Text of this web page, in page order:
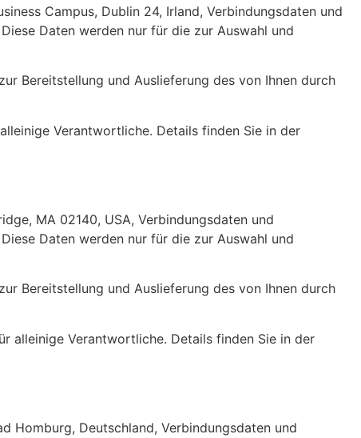
Campus, Dublin 24, Irland, Verbindungsdaten und
Daten werden nur für die zur Auswahl und
Bereitstellung und Auslieferung des von Ihnen durch
Verantwortliche. Details finden Sie in der
MA 02140, USA, Verbindungsdaten und
Daten werden nur für die zur Auswahl und
Bereitstellung und Auslieferung des von Ihnen durch
alleinige Verantwortliche. Details finden Sie in der
Homburg, Deutschland, Verbindungsdaten und